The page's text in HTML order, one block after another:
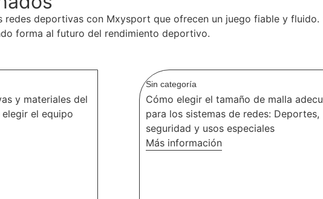
redes deportivas con Mxysport que ofrecen un juego fiable y
forma al futuro del rendimiento deportivo.
y materiales del
el equipo
Sin categoría
Cómo elegir el tamaño de malla
para los sistemas de redes: Deportes,
seguridad y usos especiales
Más información